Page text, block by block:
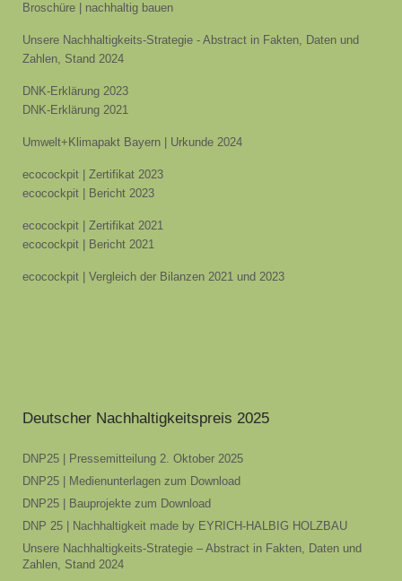
Broschüre | nachhaltig bauen
Unsere Nachhaltigkeits-Strategie - Abstract in Fakten, Daten und
Zahlen, Stand 2024
DNK-Erklärung 2023
DNK-Erklärung 2021
Umwelt+Klimapakt Bayern | Urkunde 2024
ecocockpit | Zertifikat 2023
ecocockpit | Bericht 2023
ecocockpit | Zertifikat 2021
ecocockpit | Bericht 2021
ecocockpit | Vergleich der Bilanzen 2021 und 2023
Deutscher Nachhaltigkeitspreis 2025
DNP25 | Pressemitteilung 2. Oktober 2025
DNP25 | Medienunterlagen zum Download
DNP25 | Bauprojekte zum Download
DNP 25 | Nachhaltigkeit made by EYRICH-HALBIG HOLZBAU
Unsere Nachhaltigkeits-Strategie – Abstract in Fakten, Daten und
Zahlen, Stand 2024